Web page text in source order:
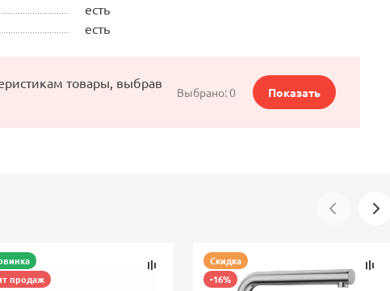
есть
есть
товары, выбрав
Выбрано:0 Показать
продаж
Скидка
-16%